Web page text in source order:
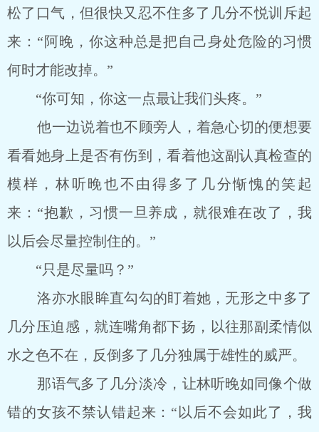
松了口气，但很快又忍不住多了几分不悦训斥起
来：“阿晚，你这种总是把自己身处危险的习惯
何时才能改掉。”
“你可知，你这一点最让我们头疼。”
他一边说着也不顾旁人，着急心切的便想要
看看她身上是否有伤到，看着他这副认真检查的
模样，林听晚也不由得多了几分惭愧的笑起
来：“抱歉，习惯一旦养成，就很难在改了，我
以后会尽量控制住的。”
“只是尽量吗？”
洛亦水眼眸直勾勾的盯着她，无形之中多了
几分压迫感，就连嘴角都下扬，以往那副柔情似
水之色不在，反倒多了几分独属于雄性的威严。
那语气多了几分淡冷，让林听晚如同像个做
错的女孩不禁认错起来：“以后不会如此了，我